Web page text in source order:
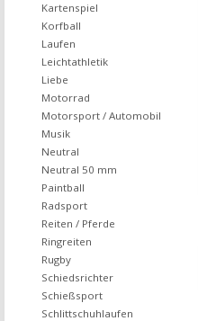
Kartenspiel
Korfball
Laufen
Leichtathletik
Liebe
Motorrad
Motorsport / Automobil
Musik
Neutral
Neutral 50 mm
Paintball
Radsport
Reiten / Pferde
Ringreiten
Rugby
Schiedsrichter
Schießsport
Schlittschuhlaufen